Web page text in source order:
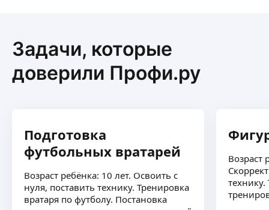
Задачи, которые
доверили Профи.ру
Подготовка
футбольных вратарей
Возраст ребёнка: 10 лет. Освоить с
нуля, поставить технику. Тренировка
вратаря по футболу. Постановка
Возраст
технику.